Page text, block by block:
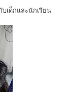
บเด็กและนักเรียน